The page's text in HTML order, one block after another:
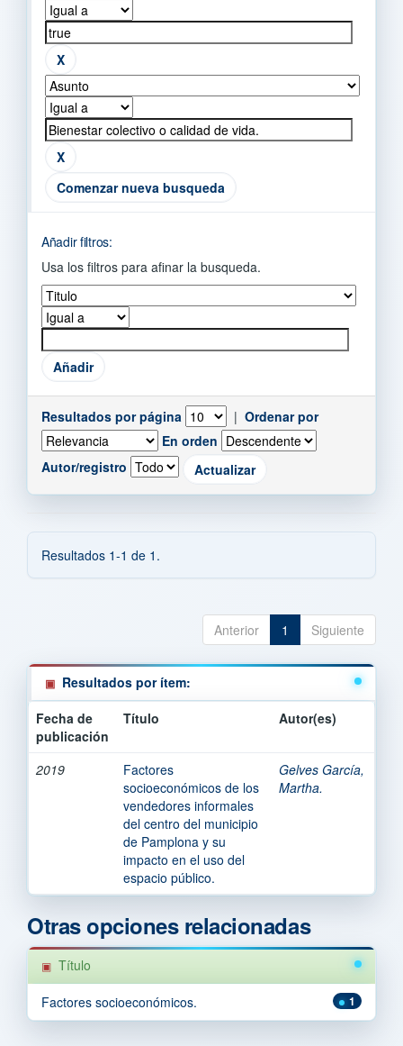
Comenzar nueva busqueda
Añadir filtros:
Usa los filtros para afinar la busqueda.
Resultados por página | Ordenar por
En orden
Autor/registro
Resultados 1-1 de 1.
Anterior 1 Siguiente
Resultados por ítem:
Fecha de
publicación
Título Autor(es)
2019
Factores
socioeconómicos de los
vendedores informales
del centro del municipio
de Pamplona y su
impacto en el uso del
espacio público.
Gelves García,
Martha.
Otras opciones relacionadas
Título
1
Factores socioeconómicos.